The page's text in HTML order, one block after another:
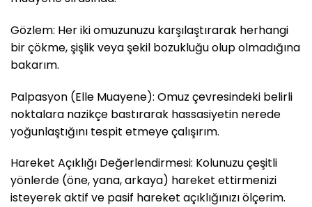
Gözlem: Her iki omuzunuzu karşılaştırarak herhangi
bir çökme, şişlik veya şekil bozukluğu olup olmadığına
bakarım.
Palpasyon (Elle Muayene): Omuz çevresindeki belirli
noktalara nazikçe bastırarak hassasiyetin nerede
yoğunlaştığını tespit etmeye çalışırım.
Hareket Açıklığı Değerlendirmesi: Kolunuzu çeşitli
yönlerde (öne, yana, arkaya) hareket ettirmenizi
isteyerek aktif ve pasif hareket açıklığınızı ölçerim.